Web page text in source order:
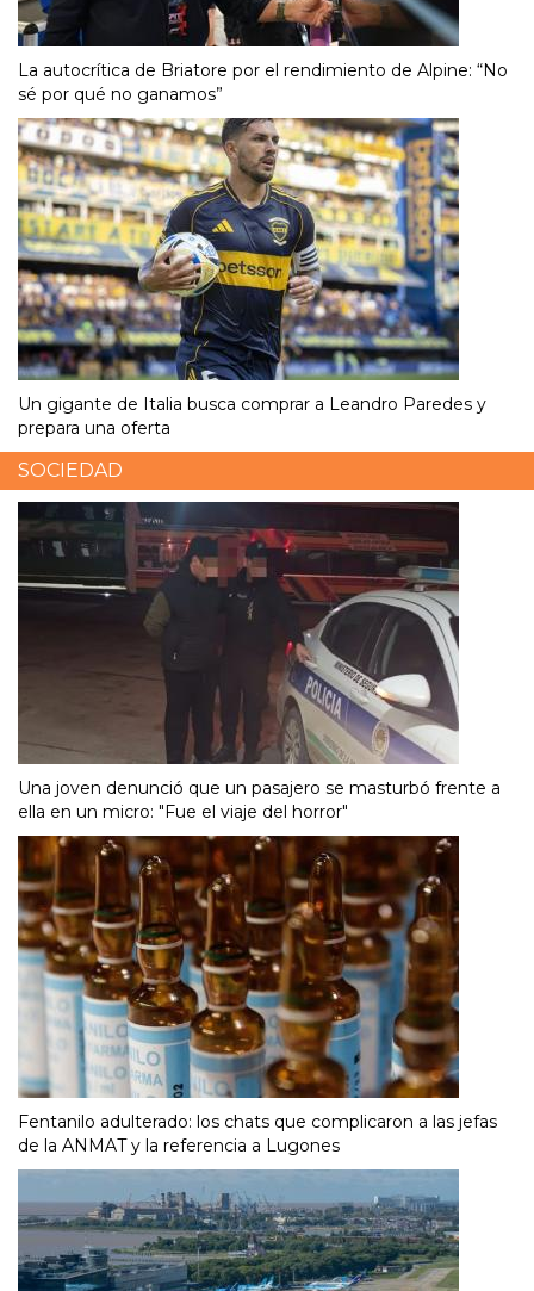
La autocrítica de Briatore por el rendimiento de Alpine: “No
sé por qué no ganamos”
Un gigante de Italia busca comprar a Leandro Paredes y
prepara una oferta
SOCIEDAD
Una joven denunció que un pasajero se masturbó frente a
ella en un micro: "Fue el viaje del horror"
Fentanilo adulterado: los chats que complicaron a las jefas
de la ANMAT y la referencia a Lugones